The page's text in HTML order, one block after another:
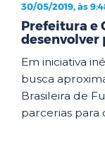
30/05/2019, às
Prefeitura e
desenvolver
Em iniciativa
busca
Brasileira de
parcerias para